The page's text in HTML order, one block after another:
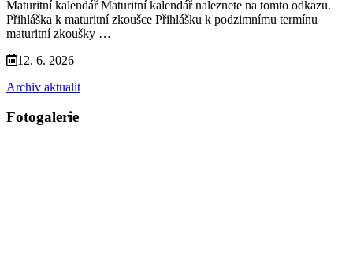
Maturitní kalendář Maturitní kalendář naleznete na tomto odkazu.
Přihláška k maturitní zkoušce Přihlášku k podzimnímu termínu
maturitní zkoušky …
12. 6. 2026
Archiv aktualit
Fotogalerie